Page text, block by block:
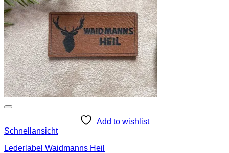
Add to wishlist
Schnellansicht
Lederlabel Waidmanns Heil